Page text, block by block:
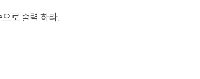
로 출력 하라.